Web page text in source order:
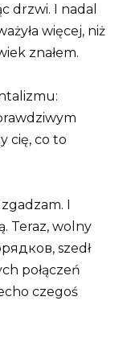
drzwi. I nadal
więcej, niż
znałem.
cię, co to
I
Teraz, wolny
szedł
połączeń
czegoś